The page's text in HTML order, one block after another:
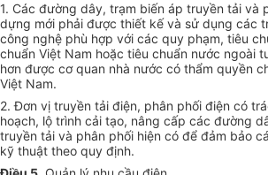
1. Các đường dây, trạm biến áp truyền tải và
dựng mới phải được thiết kế và sử dụng các
công nghệ phù hợp với các quy phạm, tiêu
chuẩn Việt Nam hoặc tiêu chuẩn nước ngoài
hơn được cơ quan nhà nước có thẩm quyền
Việt Nam.
2. Đơn vị truyền tải điện, phân phối điện có
hoạch, lộ trình cải tạo, nâng cấp các đường
truyền tải và phân phối hiện có để đảm bảo
kỹ thuật theo quy định.